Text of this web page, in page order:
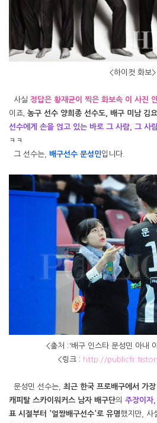
<하이컷 화보>
사실 정답은 황재균이 찍은 화보속 이 사진
이죠 . 농구 선수 양희종 선수도, 배구 미남 김
선수에게 손을 얹고 있는 바로 그 사람, 그 사
ㅋㅋ
그 선수는, 배구선수 문성민입니다.
<출처 :'배구 인스타 문성민 아내
<링크 : http://
문성민 선수는, 최근 한국 프로배구에서 가
캐피탈 스카이워커스 남자 배구단의 주장이자
표 시절부터 '얼짱배구선수'로 유명했지만, 사